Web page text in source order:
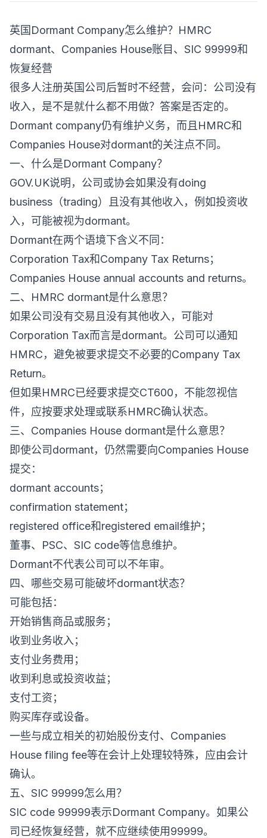
英国Dormant Company怎么维护？HMRC
dormant、Companies House账目、SIC 99999和
恢复经营
很多人注册英国公司后暂时不经营，会问：公司没有
收入，是不是就什么都不用做？答案是否定的。
Dormant company仍有维护义务，而且HMRC和
Companies House对dormant的关注点不同。
一、什么是Dormant Company？
GOV.UK说明，公司或协会如果没有doing
business（trading）且没有其他收入，例如投资收
入，可能被视为dormant。
Dormant在两个语境下含义不同：
Corporation Tax和Company Tax Returns；
Companies House annual accounts and returns。
二、HMRC dormant是什么意思？
如果公司没有交易且没有其他收入，可能对
Corporation Tax而言是dormant。公司可以通知
HMRC，避免被要求提交不必要的Company Tax
Return。
但如果HMRC已经要求提交CT600，不能忽视信
件，应按要求处理或联系HMRC确认状态。
三、Companies House dormant是什么意思？
即使公司dormant，仍然需要向Companies House
提交：
dormant accounts；
confirmation statement；
registered office和registered email维护；
董事、PSC、SIC code等信息维护。
Dormant不代表公司可以不年审。
四、哪些交易可能破坏dormant状态？
可能包括：
开始销售商品或服务；
收到业务收入；
支付业务费用；
收到利息或投资收益；
支付工资；
购买库存或设备。
一些与成立相关的初始股份支付、Companies
House filing fee等在会计上处理较特殊，应由会计
确认。
五、SIC 99999怎么用？
SIC code 99999表示Dormant Company。如果公
司已经恢复经营，就不应继续使用99999。